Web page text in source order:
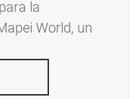
la
World, un